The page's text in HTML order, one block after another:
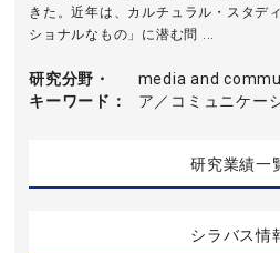
きた。近年は、カルチュラル・スタデ
ショナルなもの」に潜む問 ...
研究分野・
キーワード
media and
ア／コミュニケー
研究業績一
シラバス情